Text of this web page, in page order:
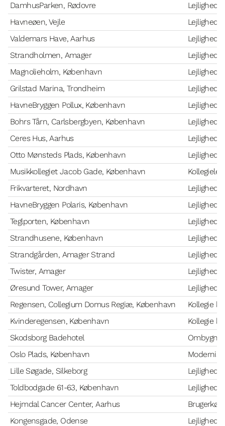
DamhusParken, Rødovre
Lejligheder
Havneøen, Vejle
Lejligheder
Valdemars Have, Aarhus
Lejligheder
Strandholmen, Amager
Lejligheder
Magnolieholm, København
Lejligheder
Grilstad Marina, Trondheim
Lejligheder
HavneBryggen Pollux, København
Lejligheder
Bohrs Tårn, Carlsbergbyen, København
Lejligheder
Ceres Hus, Aarhus
Lejligheder
Otto Mønsteds Plads, København
Lejligheder
Musikkollegiet Jacob Gade, København
Frikvarteret, Nordhavn
Lejligheder
HavneBryggen Polaris, København
Lejligheder
Teglporten, København
Lejligheder
Strandhusene, København
Lejligheder
Strandgården, Amager Strand
Lejligheder
Twister, Amager
Lejligheder
Øresund Tower, Amager
Lejligheder
Regensen, Collegium Domus Regiæ, København
Kollegie
Kvinderegensen, København
Kollegie
Skodsborg Badehotel
Oslo Plads, København
Lille Søgade, Silkeborg
Lejligheder
Toldbodgade 61-63, København
Lejligheder
Hejmdal Cancer Center, Aarhus
Kongensgade, Odense
Lejligheder